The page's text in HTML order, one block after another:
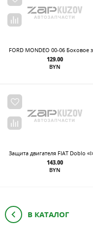
129.00
BYN
143.00
BYN
В КАТАЛОГ